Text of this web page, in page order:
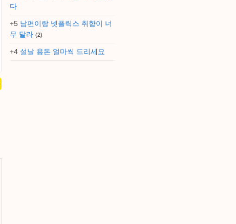
다
+5 남편이랑 넷플릭스 취향이 너
무 달라 (2)
+4 설날 용돈 얼마씩 드리세요